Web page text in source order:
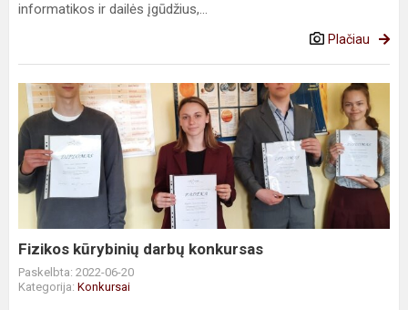
informatikos ir dailės įgūdžius,...
Plačiau
Fizikos
kūrybinių
darbų
konkursas
Fizikos kūrybinių darbų konkursas
Paskelbta: 2022-06-20
Kategorija: Konkursai